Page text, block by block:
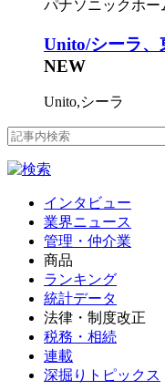
パナソニックホー
Unito/シーラ、
NEW
Unito,シーラ
インタビュー
業界ニュース
管理・仲介業
商品
ランキング
統計データ
法律・制度改正
税務・相続
連載
深掘りトピックス